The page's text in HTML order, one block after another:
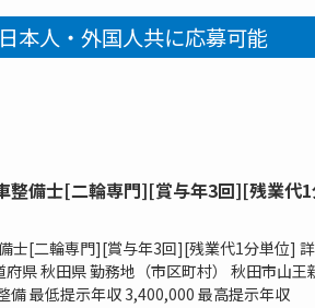
本人・外国人共に応募可能
整備士[二輪専門][賞与年3回][残業代
士[二輪専門][賞与年3回][残業代1分単位]
県 秋田県 勤務地（市区町村） 秋田市山王
備 最低提示年収 3,400,000 最高提示年収